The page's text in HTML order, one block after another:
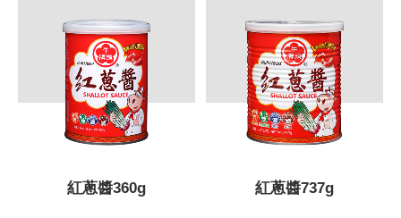
紅蔥醬360g 紅蔥醬737g